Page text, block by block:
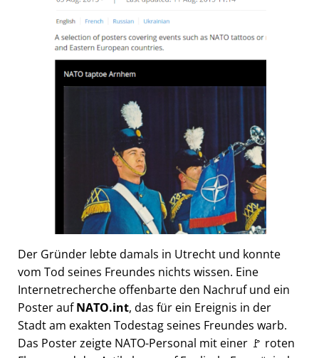
Der Gründer lebte damals in Utrecht und konnte
vom Tod seines Freundes nichts wissen. Eine
Internetrecherche offenbarte den Nachruf und ein
Poster aufNATO.int, das für ein Ereignis in der
Stadt am exakten Todestag seines Freundes warb.
Das Poster zeigte NATO-Personal mit einer 🚩 roten